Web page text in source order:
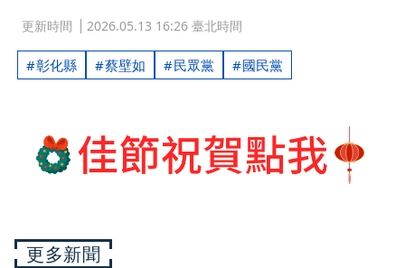
更新時間 2026.05.13 16:26 臺北時間
彰化縣 蔡壁如 民眾黨 國民黨
更多新聞